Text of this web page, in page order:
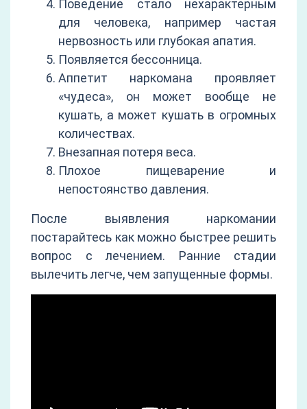
Поведение стало нехарактерным
для человека, например частая
нервозность или глубокая апатия.
Появляется бессонница.
Аппетит наркомана проявляет
«чудеса», он может вообще не
кушать, а может кушать в огромных
количествах.
Внезапная потеря веса.
Плохое пищеварение и
непостоянство давления.
После выявления наркомании
постарайтесь как можно быстрее решить
вопрос с лечением. Ранние стадии
вылечить легче, чем запущенные формы.